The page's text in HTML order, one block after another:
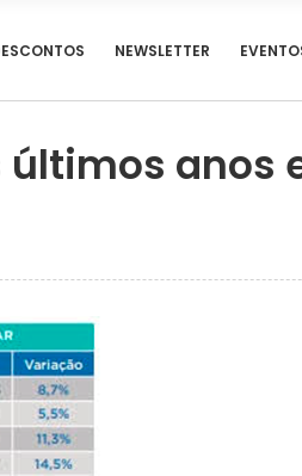
NEWSLETTER
anos